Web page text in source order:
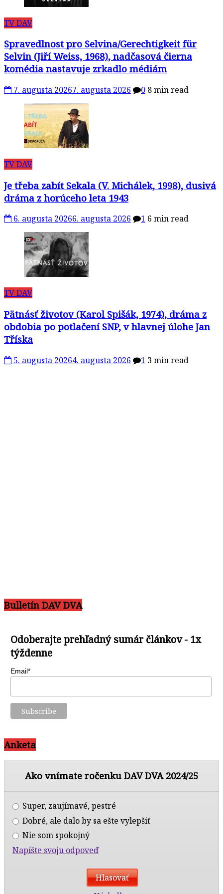
TV DAV
Spravedlnost pro Selvina/Gerechtigkeit für
Selvin (Jiří Weiss, 1968), nadčasová čierna
komédia nastavuje zrkadlo médiám
7. augusta 20267. augusta 2026 0 8 min read
TV DAV
Je třeba zabít Sekala (V. Michálek, 1998), dusivá
dráma z horúceho leta 1943
6. augusta 20266. augusta 2026 1 6 min read
TV DAV
Pätnásť životov (Karol Spišák, 1974), dráma z
obdobia po potlačení SNP, v hlavnej úlohe Jan
Tříska
5. augusta 20264. augusta 2026 1 3 min read
Bulletín DAV DVA
Odoberajte prehľadný sumár článkov - 1x
týždenne
Email*
Anketa
Ako vnímate ročenku DAV DVA 2024/25
Super, zaujímavé, pestré
Dobré, ale dalo by sa ešte vylepšiť
Nie som spokojný
Napíšte svoju odpoveď